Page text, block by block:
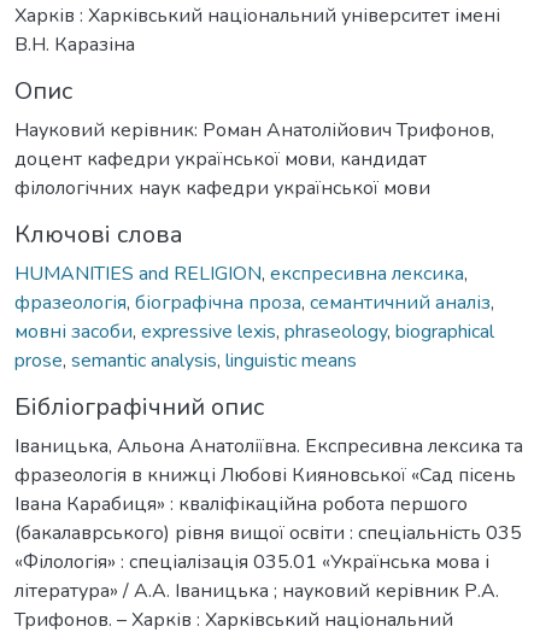
Харків : Харківський національний університет імені
В.Н. Каразіна
Опис
Науковий керівник: Роман Анатолійович Трифонов,
доцент кафедри української мови, кандидат
філологічних наук кафедри української мови
Ключові слова
HUMANITIES and RELIGION, експресивна лексика,
фразеологія, біографічна проза, семантичний аналіз,
мовні засоби, expressive lexis, phraseology, biographical
prose, semantic analysis, linguistic means
Бібліографічний опис
Іваницька, Альона Анатоліївна. Експресивна лексика та
фразеологія в книжці Любові Кияновської «Сад пісень
Івана Карабиця» : кваліфікаційна робота першого
(бакалаврського) рівня вищої освіти : спеціальність 035
«Філологія» : спеціалізація 035.01 «Українська мова і
література» / А.А. Іваницька ; науковий керівник Р.А.
Трифонов. – Харків : Харківський національний